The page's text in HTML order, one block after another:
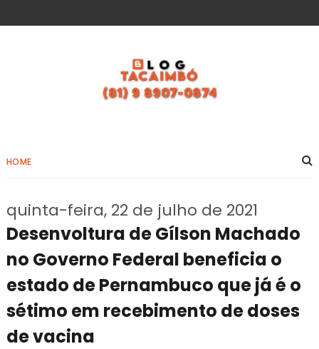
HOME
quinta-feira, 22 de julho de 2021
Desenvoltura de Gílson Machado
no Governo Federal beneficia o
estado de Pernambuco que já é o
sétimo em recebimento de doses
de vacina